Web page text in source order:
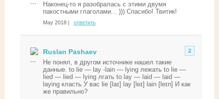
Наконец-то я разобралась с этими двумя
пакостными глаголами... ))) Спасибо! Твитик!
May 2018 | ответить
2
Ruslan Pashaev
Не понял, в другом источнике нашел такие
данные. to lie — lay -lain — lying лежать to lie —
lied — lied — lying лгать to lay — laid — laid —
laying класть У вас lie [laɪ] lay [leɪ] lain [leɪn] И как
же правильно?